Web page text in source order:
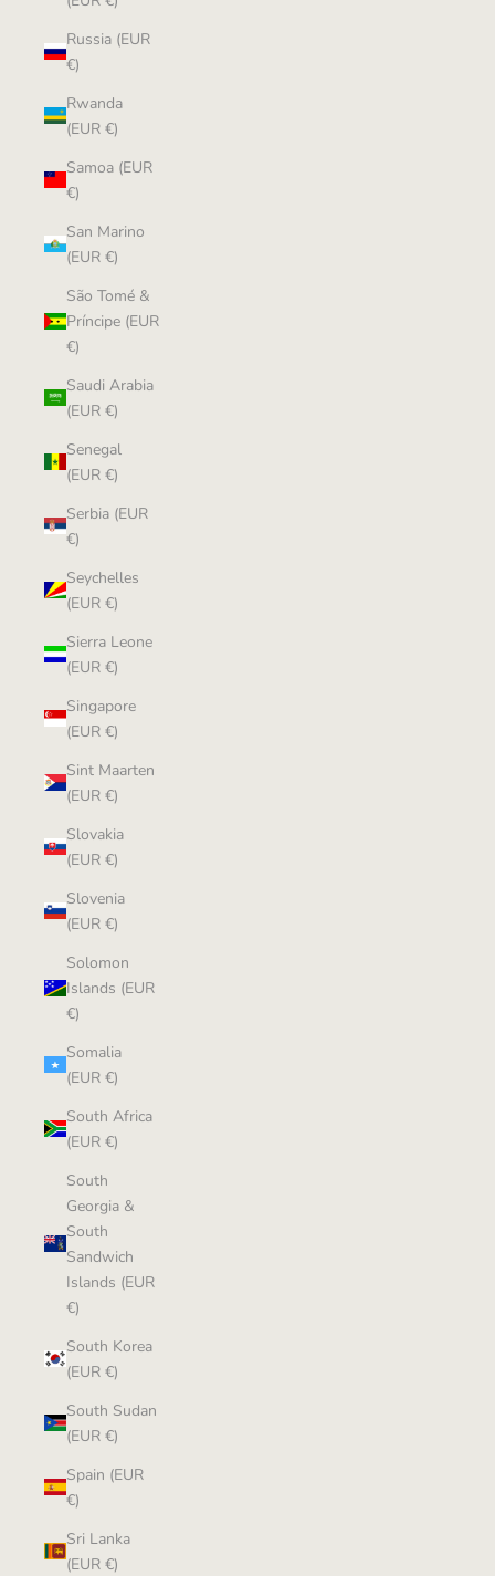
Russia (EUR
€)
Rwanda
(EUR €)
Samoa (EUR
€)
San Marino
(EUR €)
São Tomé &
Príncipe (EUR
€)
Saudi Arabia
(EUR €)
Senegal
(EUR €)
Serbia (EUR
€)
Seychelles
(EUR €)
Sierra Leone
(EUR €)
Singapore
(EUR €)
Sint Maarten
(EUR €)
Slovakia
(EUR €)
Slovenia
(EUR €)
Solomon
Islands (EUR
€)
Somalia
(EUR €)
South Africa
(EUR €)
South
Georgia &
South
Sandwich
Islands (EUR
€)
South Korea
(EUR €)
South Sudan
(EUR €)
Spain (EUR
€)
Sri Lanka
(EUR €)